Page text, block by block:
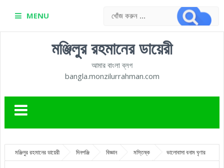
MENU
মঞ্জিলুর রহমানের ডায়েরী
আমার বাংলা ব্লগ
bangla.monzilurrahman.com
মঞ্জিলুর রহমানের ডায়েরী দিনপঞ্জি বিজ্ঞান মস্তিষ্ক
ভালোবাসা বনাম ঘৃণার
নিউরোসায়েন্স